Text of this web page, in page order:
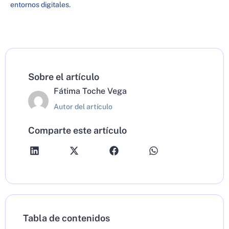
entornos digitales.
Sobre el artículo
Fátima Toche Vega
Autor del artículo
Comparte este artículo
Tabla de contenidos